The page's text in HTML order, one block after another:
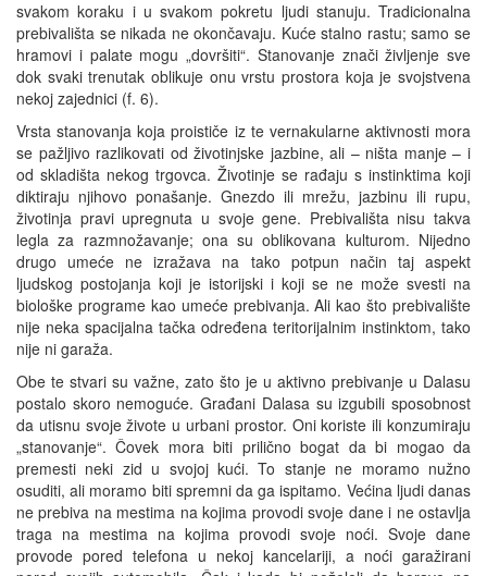
svakom koraku i u svakom pokretu ljudi stanuju. Tradicionalna
prebivališta se nikada ne okončavaju. Kuće stalno rastu; samo se
hramovi i palate mogu „dovršiti“. Stanovanje znači življenje sve
dok svaki trenutak oblikuje onu vrstu prostora koja je svojstvena
nekoj zajednici (f. 6).
Vrsta stanovanja koja proističe iz te vernakularne aktivnosti mora
se pažljivo razlikovati od životinjske jazbine, ali – ništa manje – i
od skladišta nekog trgovca. Životinje se rađaju s instinktima koji
diktiraju njihovo ponašanje. Gnezdo ili mrežu, jazbinu ili rupu,
životinja pravi upregnuta u svoje gene. Prebivališta nisu takva
legla za razmnožavanje; ona su oblikovana kulturom. Nijedno
drugo umeće ne izražava na tako potpun način taj aspekt
ljudskog postojanja koji je istorijski i koji se ne može svesti na
biološke programe kao umeće prebivanja. Ali kao što prebivalište
nije neka spacijalna tačka određena teritorijalnim instinktom, tako
nije ni garaža.
Obe te stvari su važne, zato što je u aktivno prebivanje u Dalasu
postalo skoro nemoguće. Građani Dalasa su izgubili sposobnost
da utisnu svoje živote u urbani prostor. Oni koriste ili konzumiraju
„stanovanje“. Čovek mora biti prilično bogat da bi mogao da
premesti neki zid u svojoj kući. To stanje ne moramo nužno
osuditi, ali moramo biti spremni da ga ispitamo. Većina ljudi danas
ne prebiva na mestima na kojima provodi svoje dane i ne ostavlja
traga na mestima na kojima provodi svoje noći. Svoje dane
provode pored telefona u nekoj kancelariji, a noći garažirani